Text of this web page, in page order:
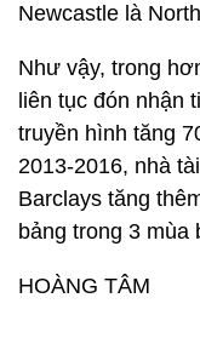
Newcastle là
Như vậy, trong
liên tục đón nhận
truyền hình tăng
2013-2016, nhà
Barclays tăng
bảng trong 3 mùa
HOÀNG TÂM